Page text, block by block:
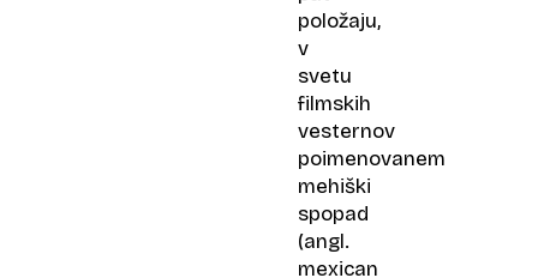
položaju,
v
svetu
filmskih
vesternov
poimenovanem
mehiški
spopad
(angl.
mexican